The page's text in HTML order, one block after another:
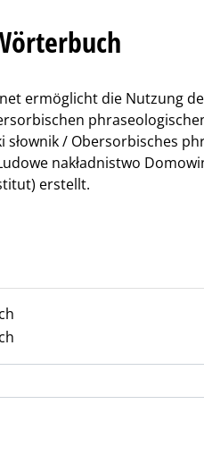
ermöglicht die Nutzung
/ Obersorbisches
nakładnistwo
erstellt.